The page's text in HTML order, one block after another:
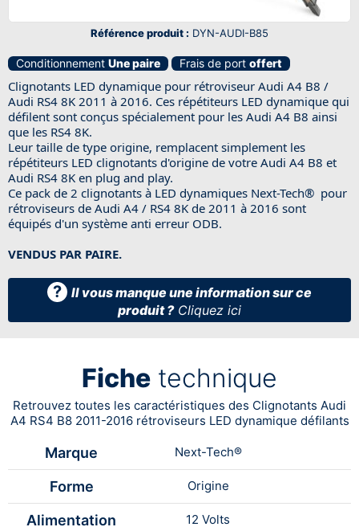
Référence produit : DYN-AUDI-B85
Conditionnement Une paire Frais de port offert
Clignotants LED dynamique pour rétroviseur Audi A4 B8 /
Audi RS4 8K 2011 à 2016. Ces répétiteurs LED dynamique qui
défilent sont conçus spécialement pour les Audi A4 B8 ainsi
que les RS4 8K.
Leur taille de type origine, remplacent simplement les
répétiteurs LED clignotants d'origine de votre Audi A4 B8 et
Audi RS4 8K en plug and play.
Ce pack de 2 clignotants à LED dynamiques Next-Tech® pour
rétroviseurs de Audi A4 / RS4 8K de 2011 à 2016 sont
équipés d'un système anti erreur ODB.
VENDUS PAR PAIRE.
? Il vous manque une information sur ce
produit ? Cliquez ici
Fiche technique
Retrouvez toutes les caractéristiques des Clignotants Audi
A4 RS4 B8 2011-2016 rétroviseurs LED dynamique défilants
Marque Next-Tech®
Forme Origine
Alimentation 12 Volts